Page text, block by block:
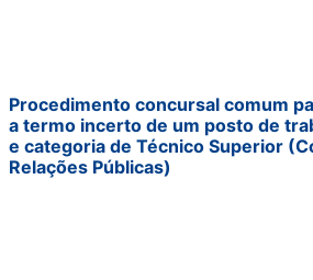
Procedimento concursal comum
a termo incerto de um posto de
e categoria de Técnico Superior
Relações Públicas)